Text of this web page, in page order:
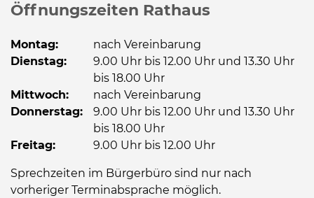
Öffnungszeiten Rathaus
Montag:
nach Vereinbarung
Dienstag:
9.00 Uhr bis 12.00 Uhr und 13.30 Uhr
bis 18.00 Uhr
Mittwoch:
nach Vereinbarung
Donnerstag: 9.00 Uhr bis 12.00 Uhr und 13.30 Uhr
bis 18.00 Uhr
Freitag:
9.00 Uhr bis 12.00 Uhr
Sprechzeiten im Bürgerbüro sind nur nach
vorheriger Terminabsprache möglich.